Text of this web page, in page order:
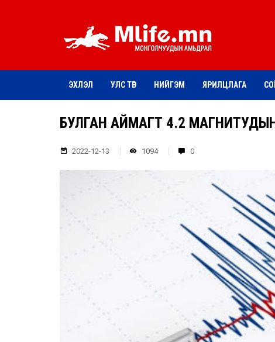
ЭХЛЭЛ УЛС ТӨР НИЙГЭМ ЯРИЛЦЛАГА
БУЛГАН АЙМАГТ 4.2
2022-12-13 1094 0